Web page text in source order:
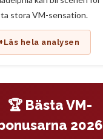
stora VM-sensation.
+ Läs hela analysen
🏆 Bästa VM-
2026